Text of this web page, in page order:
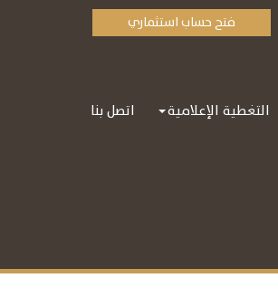
فتح حساب استثماري
التغطية الإعلامية اتصل بنا